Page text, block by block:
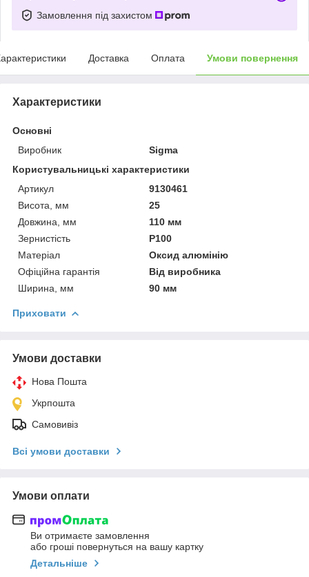
Замовлення під захистом
Доставка Оплата Умови повернення
Характеристики
Основні
Виробник
Sigma
Користувальницькі характеристики
Артикул
9130461
Висота, мм
25
Довжина, мм
110 мм
Зернистість
P100
Матеріал
Оксид алюмінію
Офіційна гарантія
Від виробника
Ширина, мм
90 мм
Приховати
Умови доставки
Нова Пошта
Укрпошта
Самовивіз
Всі умови доставки
Умови оплати
Ви отримаєте замовлення
або гроші повернуться на вашу картку
Детальніше